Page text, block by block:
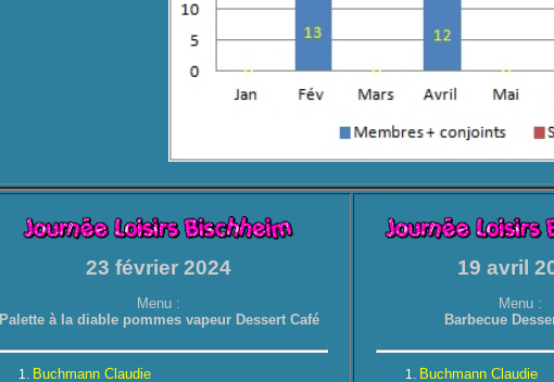
23 février 2024
Menu :
Palette à la diable pommes vapeur Dessert Café
Buchmann Claudie
19 avril
Menu :
Barbecue
Buchmann Claudie